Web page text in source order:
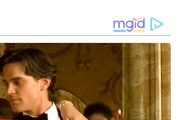
രഞ്ജി, അല്ലെങ്കിൽ ഏകദിന
കളിക്കാൻ
അവിടെയും എന്റെ
അദ്ദേഹം കൂട്ടിച്ചേർത്തു.
എന്ന നിലയിൽ, എന്റെ